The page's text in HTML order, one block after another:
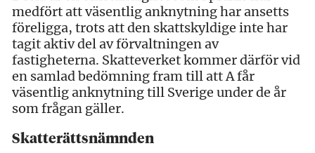
medfört att väsentlig anknytning har ansetts
föreligga, trots att den skattskyldige inte har
tagit aktiv del av förvaltningen av
fastigheterna. Skatteverket kommer därför vid
en samlad bedömning fram till att A får
väsentlig anknytning till Sverige under de år
som frågan gäller.
Skatterättsnämnden